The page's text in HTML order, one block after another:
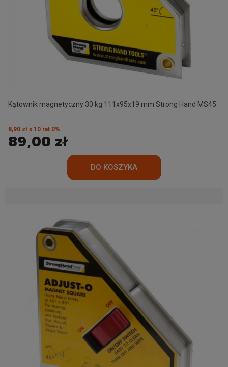
Kątownik magnetyczny 30 kg 111x95x19 mm Strong Hand MS45
89,00 zł
8,90 zł x 10 rat 0%